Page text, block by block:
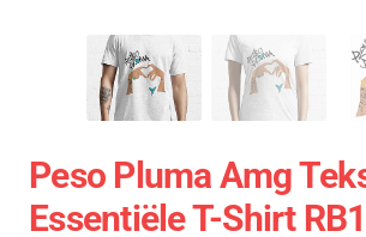
Peso Pluma Amg
Essentiële T-Shirt